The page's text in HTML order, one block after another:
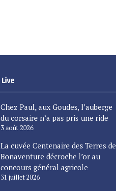
Live
Chez Paul, aux Goudes, l’auberge
du corsaire n’a pas pris une ride
3 août 2026
La cuvée Centenaire des Terres de
Bonaventure décroche l’or au
concours général agricole
31 juillet 2026